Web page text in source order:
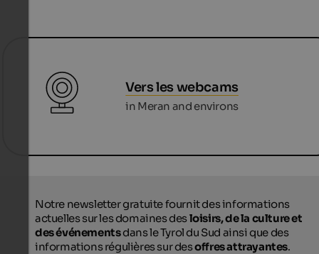
Vers les webcams
in Meran and environs
Notre newsletter gratuite fournit des informations
actuelles sur les domaines desloisirs, de la culture et
des événementsdans le Tyrol du Sud ainsi que des
informations régulières sur desoffres attrayantes.